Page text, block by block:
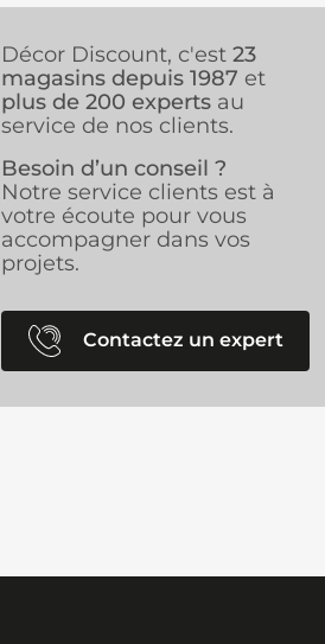
Décor Discount, c'est 23
magasins depuis 1987 et
plus de 200 experts au
service de nos clients.
Besoin d’un conseil ?
Notre service clients est à
votre écoute pour vous
accompagner dans vos
projets.
Contactez un expert